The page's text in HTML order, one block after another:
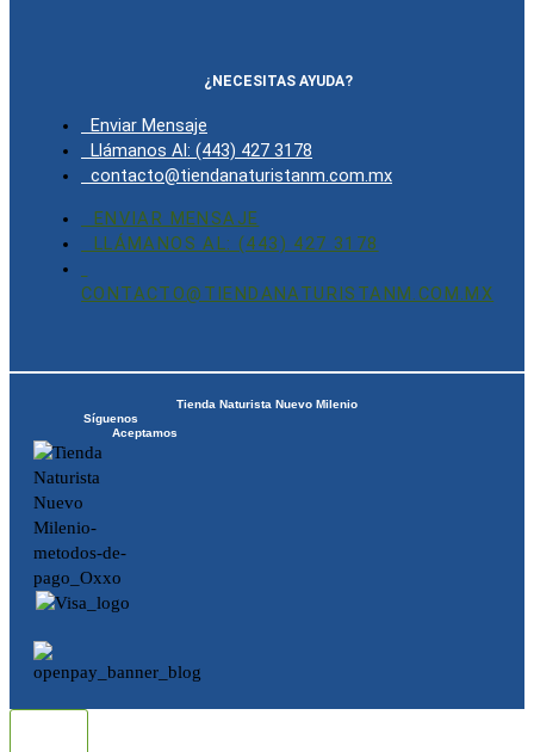
¿NECESITAS AYUDA?
Enviar Mensaje
Llámanos Al: (443) 427 3178
contacto@tiendanaturistanm.com.mx
ENVIAR MENSAJE
LLÁMANOS AL: (443) 427 3178
CONTACTO@TIENDANATURISTANM.COM.MX
Tienda Naturista Nuevo Milenio
Síguenos
Aceptamos